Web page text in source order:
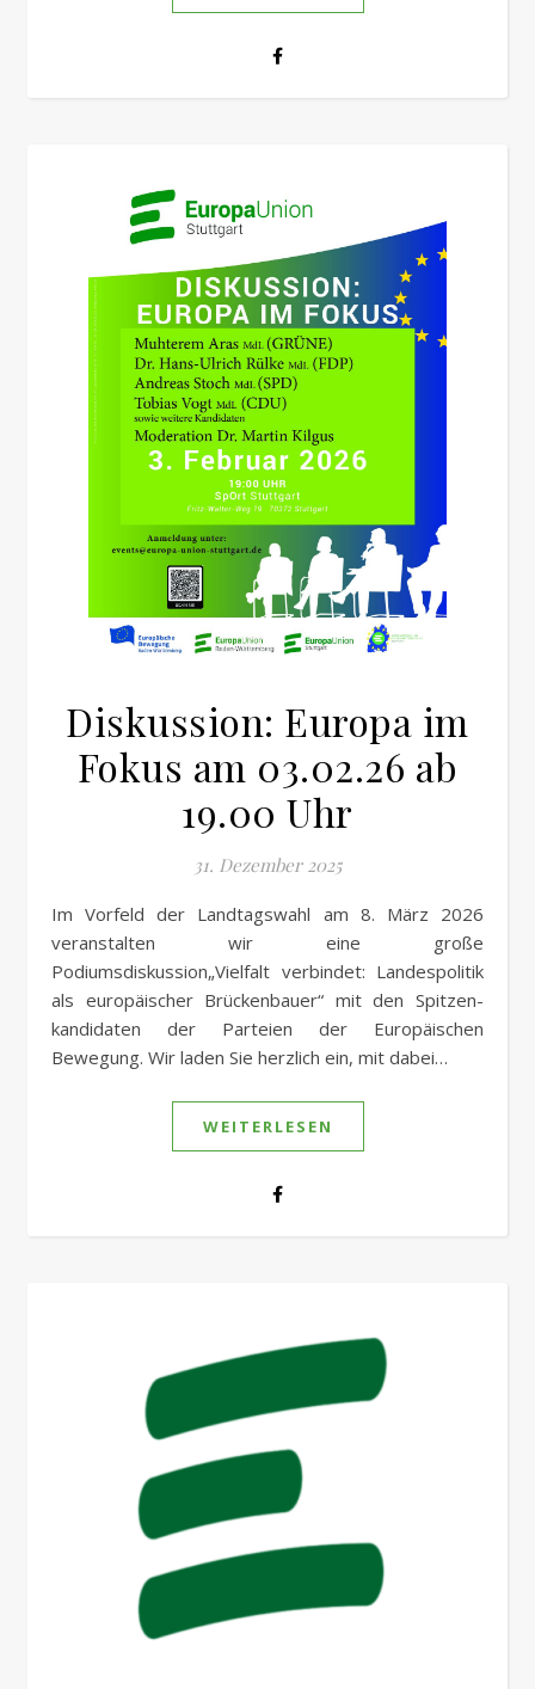
Diskussion: Europa im
Fokus am 03.02.26 ab
19.00 Uhr
31. Dezember 2025
Im Vorfeld der Landtagswahl am 8. März 2026
veranstalten wir eine große
Podiumsdiskussion„Vielfalt verbindet: Landespolitik
als europäischer Brückenbauer“ mit den Spitzen-
kandidaten der Parteien der Europäischen
Bewegung. Wir laden Sie herzlich ein, mit dabei…
WEITERLESEN